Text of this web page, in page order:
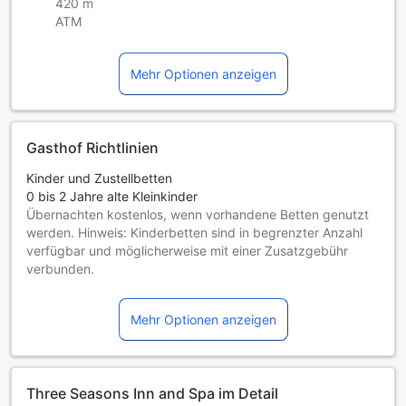
420 m
ATM
Mehr Optionen anzeigen
Gasthof Richtlinien
Kinder und Zustellbetten
0 bis 2 Jahre alte Kleinkinder
Übernachten kostenlos, wenn vorhandene Betten genutzt
werden. Hinweis: Kinderbetten sind in begrenzter Anzahl
verfügbar und möglicherweise mit einer Zusatzgebühr
verbunden.
Übernachtung gratis, wenn das Kind ein vorhandenes Bett
Gäste ab 13 Jahren gelten als Erwachsene
Die Verfügbarkeit von Zustellbetten hängt von der
bitte der jeweiligen Zimmerbelegung.
Mehr Optionen anzeigen
Three Seasons Inn and Spa im Detail